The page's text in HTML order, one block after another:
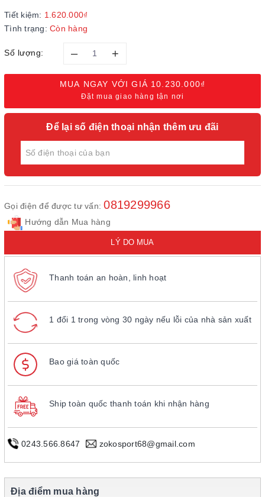
Tiết kiệm: 1.620.000₫
Tình trạng: Còn hàng
Số lượng: – +
MUA NGAY VỚI GIÁ 10.230.000₫
Đặt mua giao hàng tận nơi
Để lại số điện thoại nhận thêm ưu đãi
Gọi điện để được tư vấn:0819299966
Hướng dẫn Mua hàng
LÝ DO MUA
Thanh toán an hoàn, linh hoạt
1 đổi 1 trong vòng 30 ngày nếu lỗi của nhà sản xuất
Bao giá toàn quốc
Ship toàn quốc thanh toán khi nhận hàng
0243.566.8647 zokosport68@gmail.com
Địa điểm mua hàng